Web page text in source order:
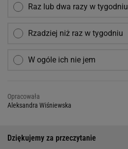
Raz lub dwa razy w tygodniu
Rzadziej niż raz w tygodniu
W ogóle ich nie jem
Opracowała
Aleksandra Wiśniewska
Dziękujemy za przeczytanie